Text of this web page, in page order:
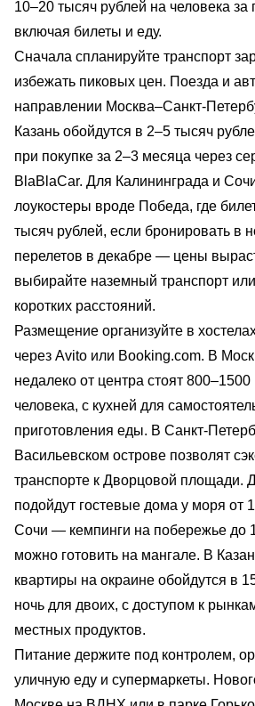
10–20 тысяч рублей на человека за
включая билеты и еду.
Сначала спланируйте транспорт
избежать пиковых цен. Поезда и
направлении Москва–Санкт-
Казань обойдутся в 2–5 тысяч
при покупке за 2–3 месяца через
BlaBlaCar. Для Калининграда и
лоукостеры вроде Победа, где
тысяч рублей, если бронировать в
перелетов в декабре — цены
выбирайте наземный транспорт
коротких расстояний.
Размещение организуйте в
через Avito или Booking.com. В
недалеко от центра стоят 800–1500
человека, с кухней для
приготовления еды. В Санкт-
Васильевском острове позволят
транспорте к Дворцовой площади.
подойдут гостевые дома у моря от
Сочи — кемпинги на побережье до
можно готовить на мангале. В
квартиры на окраине обойдутся в
ночь для двоих, с доступом к
местных продуктов.
Питание держите под контролем,
уличную еду и супермаркеты.